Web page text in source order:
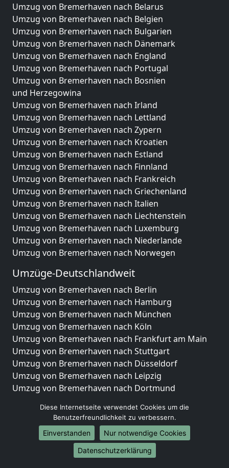
Umzug von Bremerhaven nach Belarus
Umzug von Bremerhaven nach Belgien
Umzug von Bremerhaven nach Bulgarien
Umzug von Bremerhaven nach Dänemark
Umzug von Bremerhaven nach England
Umzug von Bremerhaven nach Portugal
Umzug von Bremerhaven nach Bosnien
und Herzegowina
Umzug von Bremerhaven nach Irland
Umzug von Bremerhaven nach Lettland
Umzug von Bremerhaven nach Zypern
Umzug von Bremerhaven nach Kroatien
Umzug von Bremerhaven nach Estland
Umzug von Bremerhaven nach Finnland
Umzug von Bremerhaven nach Frankreich
Umzug von Bremerhaven nach Griechenland
Umzug von Bremerhaven nach Italien
Umzug von Bremerhaven nach Liechtenstein
Umzug von Bremerhaven nach Luxemburg
Umzug von Bremerhaven nach Niederlande
Umzug von Bremerhaven nach Norwegen
Umzüge-Deutschlandweit
Umzug von Bremerhaven nach Berlin
Umzug von Bremerhaven nach Hamburg
Umzug von Bremerhaven nach München
Umzug von Bremerhaven nach Köln
Umzug von Bremerhaven nach Frankfurt am Main
Umzug von Bremerhaven nach Stuttgart
Umzug von Bremerhaven nach Düsseldorf
Umzug von Bremerhaven nach Leipzig
Umzug von Bremerhaven nach Dortmund
Umzug von Bremerhaven nach Bremen
Umzug von Bremerhaven nach Dresden
Umzug von Bremerhaven nach Hannover
Umzug von Bremerhaven nach Nürnberg
Umzug von Bremerhaven nach Duisburg
Diese Internetseite verwendet Cookies um die
Benutzerfreundlichkeit zu verbessern.
Einverstanden
Nur notwendige Cookies
Datenschutzerklärung